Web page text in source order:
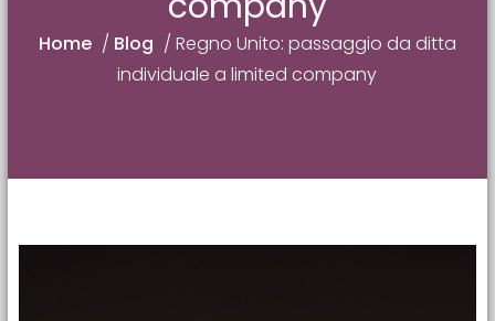
Home / Blog / Regno Unito: passaggio da ditta
individuale a limited company